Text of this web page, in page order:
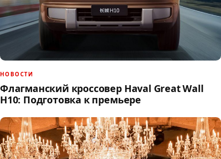
НОВОСТИ
Флагманский кроссовер Haval Great Wall
H10: Подготовка к премьере